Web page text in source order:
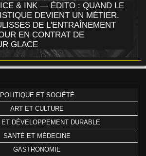
& INK — ÉDITO : QUAND LE
DEVIENT UN MÉTIER.
DE L'ENTRAÎNEMENT
EN CONTRAT DE
GLACE
POLITIQUE ET SOCIÉTÉ
ART ET CULTURE
ET DÉVELOPPEMENT DURABLE
SANTÉ ET MÉDECINE
GASTRONOMIE